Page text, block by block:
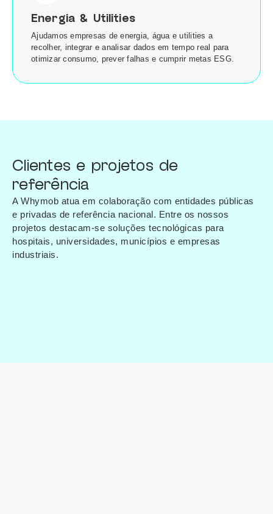
Energia & Utilities
Ajudamos empresas de energia, água e utilities a
recolher, integrar e analisar dados em tempo real para
otimizar consumo, prever falhas e cumprir metas ESG.
Clientes e projetos de
referência
A Whymob atua em colaboração com entidades públicas
e privadas de referência nacional. Entre os nossos
projetos destacam-se soluções tecnológicas para
hospitais, universidades, municípios e empresas
industriais.